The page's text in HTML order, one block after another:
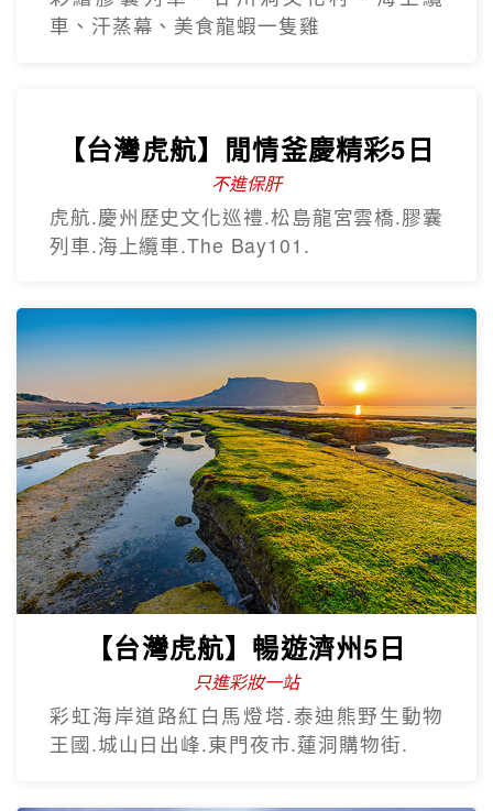
歡樂釜山5日
只進彩妝
車、汗蒸幕、美食龍蝦一隻雞
【台灣虎航】閒情釜慶精彩5日
不進保肝
列車.海上纜車.The Bay101.